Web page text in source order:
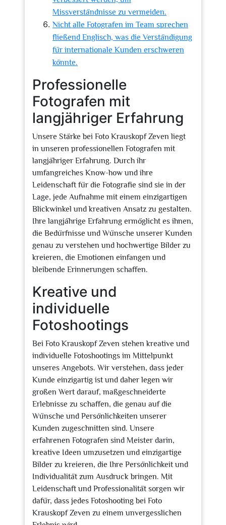
Missverständnisse zu vermeiden.
Nicht alle Fotografen im Team sprechen
fließend Englisch, was die Verständigung
für internationale Kunden erschweren
könnte.
Professionelle
Fotografen mit
langjähriger Erfahrung
Unsere Stärke bei Foto Krauskopf Zeven liegt
in unseren professionellen Fotografen mit
langjähriger Erfahrung. Durch ihr
umfangreiches Know-how und ihre
Leidenschaft für die Fotografie sind sie in der
Lage, jede Aufnahme mit einem einzigartigen
Blickwinkel und kreativen Ansatz zu gestalten.
Ihre langjährige Erfahrung ermöglicht es ihnen,
die Bedürfnisse und Wünsche unserer Kunden
genau zu verstehen und hochwertige Bilder zu
kreieren, die Emotionen einfangen und
bleibende Erinnerungen schaffen.
Kreative und
individuelle
Fotoshootings
Bei Foto Krauskopf Zeven stehen kreative und
individuelle Fotoshootings im Mittelpunkt
unseres Angebots. Wir verstehen, dass jeder
Kunde einzigartig ist und daher legen wir
großen Wert darauf, maßgeschneiderte
Erlebnisse zu schaffen, die genau auf die
Wünsche und Persönlichkeiten unserer
Kunden zugeschnitten sind. Unsere
erfahrenen Fotografen sind Meister darin,
kreative Ideen umzusetzen und einzigartige
Bilder zu kreieren, die Ihre Persönlichkeit und
Individualität zum Ausdruck bringen. Mit
Leidenschaft und Professionalität sorgen wir
dafür, dass jedes Fotoshooting bei Foto
Krauskopf Zeven zu einem unvergesslichen